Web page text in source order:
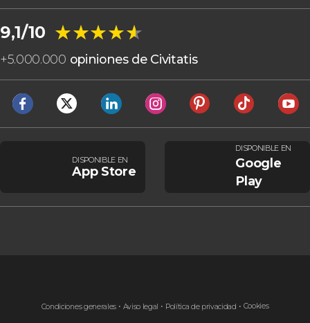
9,1/10 ★★★★★
★★★★★
+5.000.000 opiniones de Civitatis
DISPONIBLE EN
App Store
DISPONIBLE EN
Google
Play
Condiciones generales Aviso legal Política de privacidad Cookies